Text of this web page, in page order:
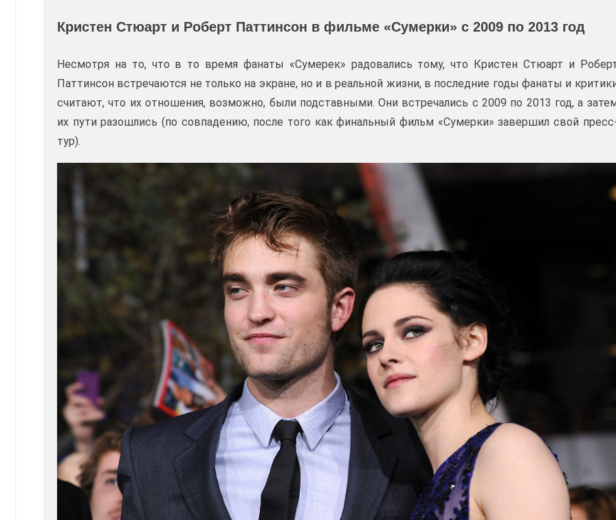
Кристен Стюарт и Роберт Паттинсон в фильме «Сумерки» с 2009 по 2013 год
Несмотря на то, что в то время фанаты «Сумерек» радовались тому, что Кристен Стюарт и
Паттинсон встречаются не только на экране, но и в реальной жизни, в последние годы фанаты и
считают, что их отношения, возможно, были подставными. Они встречались с 2009 по 2013 год, а
их пути разошлись (по совпадению, после того как финальный фильм «Сумерки» завершил свой
тур).